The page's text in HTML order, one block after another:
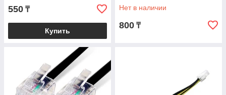
550 ₸
Купить
Нет в наличии
800 ₸